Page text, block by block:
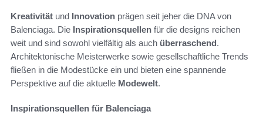
Kreativität und Innovation prägen seit jeher die DNA von
Balenciaga. Die Inspirationsquellen für die designs reichen
weit und sind sowohl vielfältig als auch überraschend.
Architektonische Meisterwerke sowie gesellschaftliche Trends
fließen in die Modestücke ein und bieten eine spannende
Perspektive auf die aktuelle Modewelt.
Inspirationsquellen für Balenciaga